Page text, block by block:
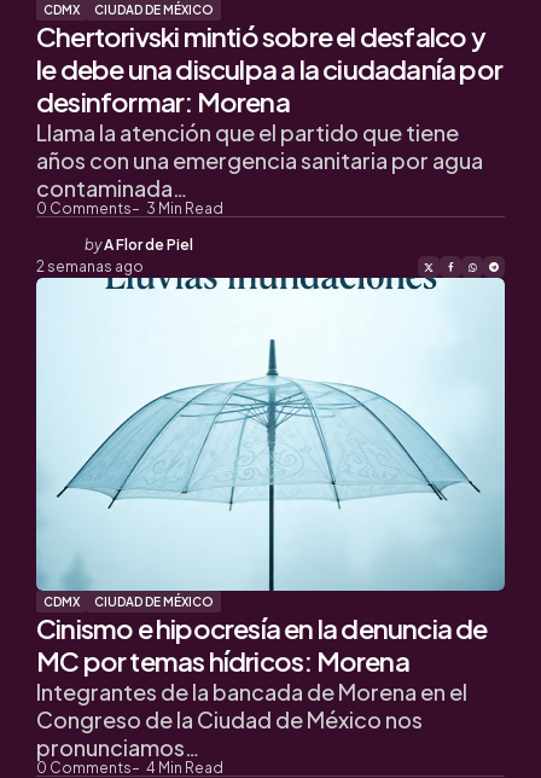
CDMX CIUDAD DE MÉXICO
Chertorivski mintió sobre el desfalco y
le debe una disculpa a la ciudadanía por
desinformar: Morena
0 Comments 3 Min Read
Llama la atención que el partido que tiene
años con una emergencia sanitaria por agua
contaminada…
Posted
by
byA Flor de Piel
2 semanas ago
CDMX CIUDAD DE MÉXICO
Cinismo e hipocresía en la denuncia de
MC por temas hídricos: Morena
0 Comments 4 Min Read
Integrantes de la bancada de Morena en el
Congreso de la Ciudad de México nos
pronunciamos…